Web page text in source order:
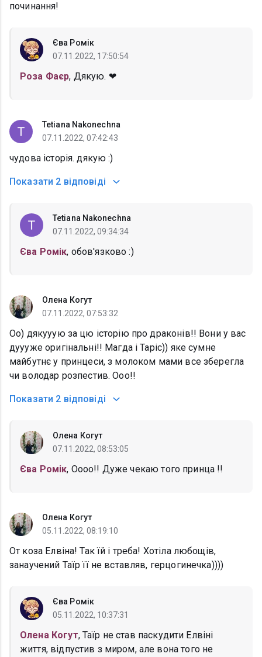
починання!
Єва Ромік
07.11.2022, 17:50:54
Роза Фаєр, Дякую. ❤
Tetiana Nakonechna
07.11.2022, 07:42:43
чудова історія. дякую :)
Показати 2 відповіді
Tetiana Nakonechna
07.11.2022, 09:34:34
Єва Ромік, обов'язково :)
Олена Когут
07.11.2022, 07:53:32
Оо) дякууую за цю історію про драконів!! Вони у вас
дуууже оригінальні!! Магда і Таріс)) яке сумне
майбутнє у принцеси, з молоком мами все зберегла
чи володар розпестив. Ооо!!
Показати 2 відповіді
Олена Когут
07.11.2022, 08:53:05
Єва Ромік, Оооо!! Дуже чекаю того принца !!
Олена Когут
05.11.2022, 08:19:10
От коза Елвіна! Так їй і треба! Хотіла любощів,
занаучений Таїр її не вставляв, герцогинечка))))
Єва Ромік
05.11.2022, 10:37:31
Олена Когут, Таїр не став паскудити Елвіні
життя, відпустив з миром, але вона того не